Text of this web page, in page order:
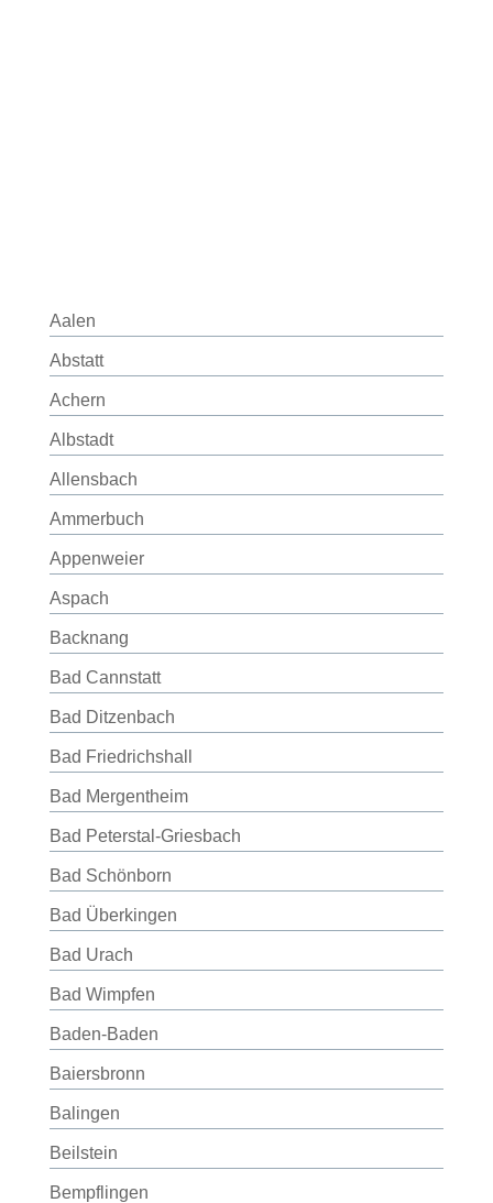
Aalen
Abstatt
Achern
Albstadt
Allensbach
Ammerbuch
Appenweier
Aspach
Backnang
Bad Cannstatt
Bad Ditzenbach
Bad Friedrichshall
Bad Mergentheim
Bad Peterstal-Griesbach
Bad Schönborn
Bad Überkingen
Bad Urach
Bad Wimpfen
Baden-Baden
Baiersbronn
Balingen
Beilstein
Bempflingen